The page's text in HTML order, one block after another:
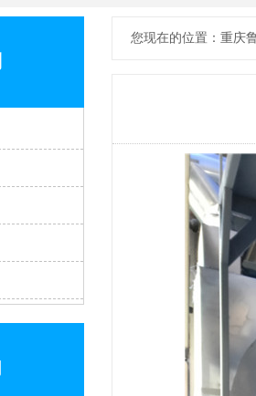
您现在的位置：重庆